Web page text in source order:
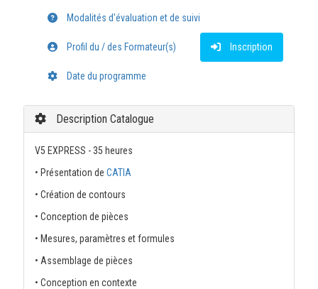
Modalités d'évaluation et de suivi
Profil du / des Formateur(s) Inscription
Date du programme
Description Catalogue
V5 EXPRESS - 35 heures
• Présentation de CATIA
• Création de contours
• Conception de pièces
• Mesures, paramètres et formules
• Assemblage de pièces
• Conception en contexte